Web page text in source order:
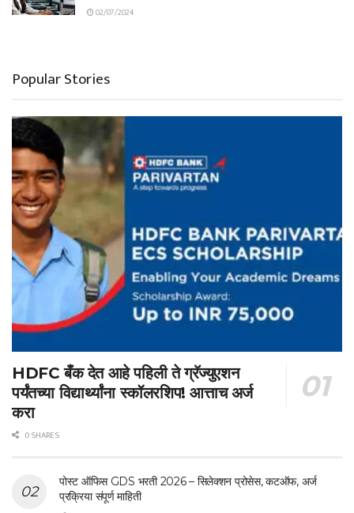
02/07/2024
Popular Stories
HDFC बँक देत आहे पहिली ते ग्रॅज्युएशन
पर्यंतच्या विद्यार्थ्यांना स्कॉलरशिप! आत्ताच अर्ज
करा
0 SHARES
पोस्ट ऑफिस GDS भरती 2026 – सिलेक्शन प्रोसेस, कटऑफ, अर्ज
प्रक्रिया संपूर्ण माहिती